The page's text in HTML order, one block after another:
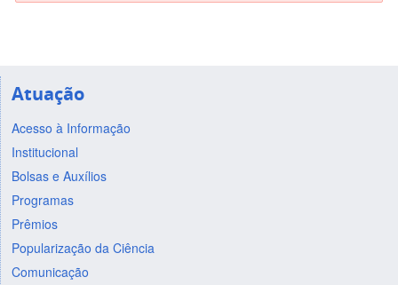
Atuação
Acesso à Informação
Institucional
Bolsas e Auxílios
Programas
Prêmios
Popularização da Ciência
Comunicação